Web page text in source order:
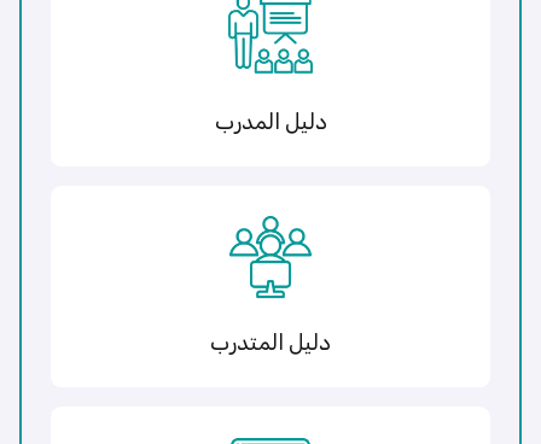
دليل المدرب
دليل المتدرب